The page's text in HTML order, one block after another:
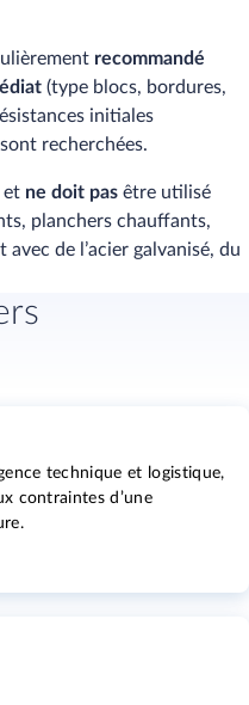
recommandé
(type blocs, bordures,
initiales
recherchées.
et ne doit pas être utilisé
planch​ers chauffants,
de l’acier galvanisé, du
technique et logistique,
contraintes d’une